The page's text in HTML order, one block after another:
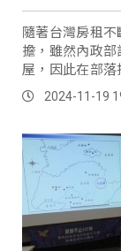
隨著台灣房租
擔，雖然內政
屋，因此在部落
台南市非原鄉部
2024-11-19